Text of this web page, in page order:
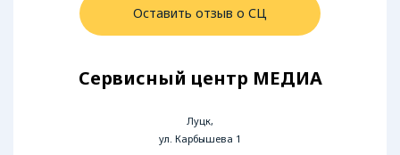
Оставить отзыв о СЦ
Сервисный центр МЕДИА
Луцк,
ул. Карбышева 1